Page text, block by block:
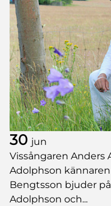
30 jun
Vissångaren Anders
Adolphson
Bengtsson bjuder
Adolphson och...